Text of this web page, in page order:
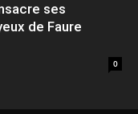
ses
de Faure
0